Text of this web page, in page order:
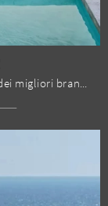
tavolini da giardino e set di Arredo Giardino dei migliori brand: scopri di più sul modello Alter Alto Outdoor di Bontempi, clicca subito!